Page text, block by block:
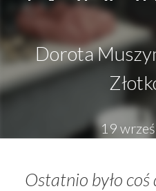
Dorota
19
Ostatnio było